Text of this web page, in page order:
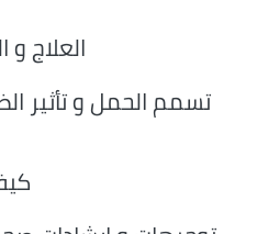
العلاج
تسمم الحمل و تأثير